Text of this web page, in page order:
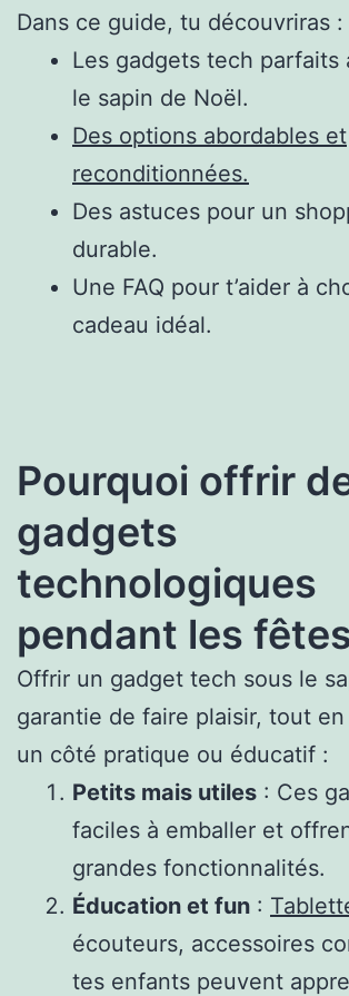
Dans ce guide, tu découvriras :
Les gadgets tech parfaits
le sapin de Noël.
Des options abordables et
reconditionnées.
Des astuces pour un
durable.
Une FAQ pour t’aider à
cadeau idéal.
Pourquoi offrir
gadgets
technologiques
pendant les
Offrir un gadget tech sous le
garantie de faire plaisir, tout
un côté pratique ou éducatif :
Petits mais utiles : Ces
faciles à emballer et
grandes fonctionnalités.
Éducation et fun :
écouteurs, accessoires
tes enfants peuvent